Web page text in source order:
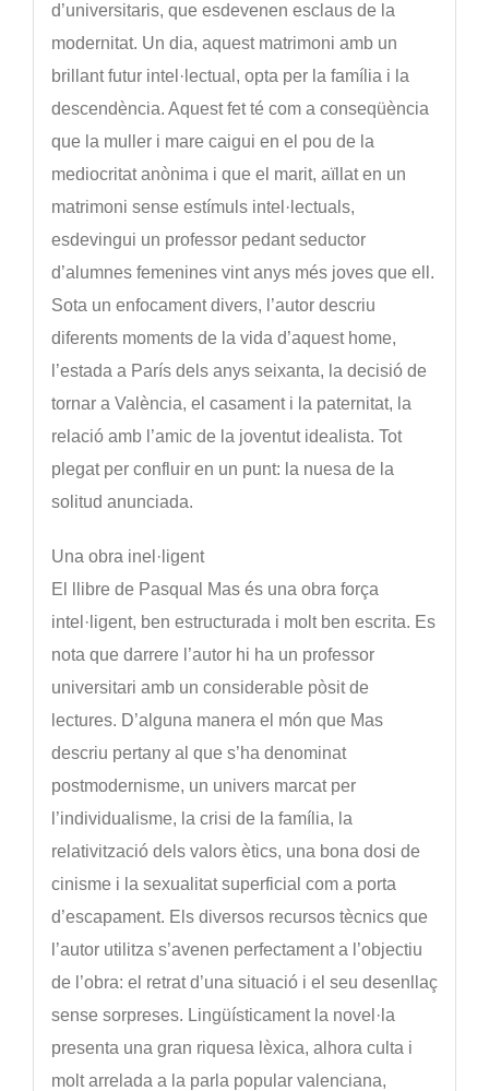
d’universitaris, que esdevenen esclaus de la
modernitat. Un dia, aquest matrimoni amb un
brillant futur intel·lectual, opta per la família i la
descendència. Aquest fet té com a conseqüència
que la muller i mare caigui en el pou de la
mediocritat anònima i que el marit, aïllat en un
matrimoni sense estímuls intel·lectuals,
esdevingui un professor pedant seductor
d’alumnes femenines vint anys més joves que ell.
Sota un enfocament divers, l’autor descriu
diferents moments de la vida d’aquest home,
l’estada a París dels anys seixanta, la decisió de
tornar a València, el casament i la paternitat, la
relació amb l’amic de la joventut idealista. Tot
plegat per confluir en un punt: la nuesa de la
solitud anunciada.
Una obra inel·ligent
El llibre de Pasqual Mas és una obra força
intel·ligent, ben estructurada i molt ben escrita. Es
nota que darrere l’autor hi ha un professor
universitari amb un considerable pòsit de
lectures. D’alguna manera el món que Mas
descriu pertany al que s’ha denominat
postmodernisme, un univers marcat per
l’individualisme, la crisi de la família, la
relativització dels valors ètics, una bona dosi de
cinisme i la sexualitat superficial com a porta
d’escapament. Els diversos recursos tècnics que
l’autor utilitza s’avenen perfectament a l’objectiu
de l’obra: el retrat d’una situació i el seu desenllaç
sense sorpreses. Lingüísticament la novel·la
presenta una gran riquesa lèxica, alhora culta i
molt arrelada a la parla popular valenciana,